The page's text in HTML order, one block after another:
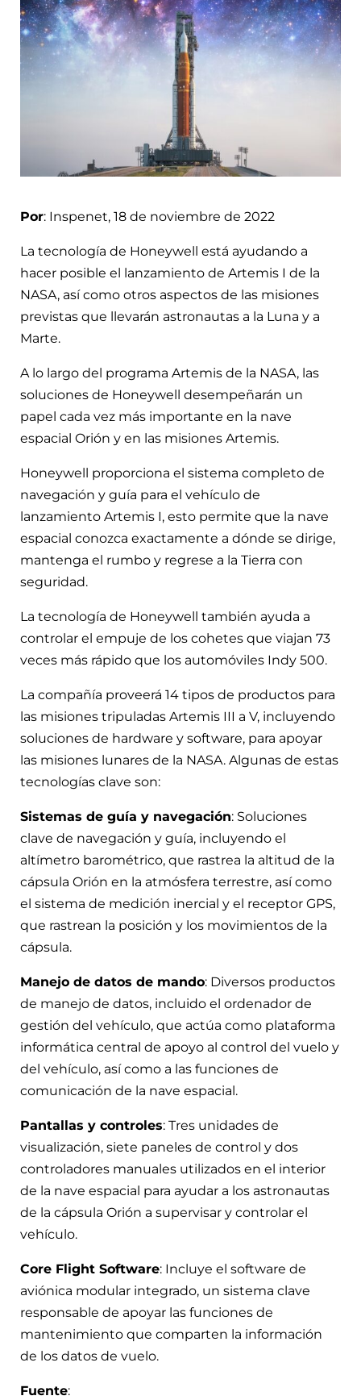
Por: Inspenet, 18 de noviembre de 2022
La tecnología de Honeywell está ayudando a
hacer posible el lanzamiento de Artemis I de la
NASA, así como otros aspectos de las misiones
previstas que llevarán astronautas a la Luna y a
Marte.
A lo largo del programa Artemis de la NASA, las
soluciones de Honeywell desempeñarán un
papel cada vez más importante en la nave
espacial Orión y en las misiones Artemis.
Honeywell proporciona el sistema completo de
navegación y guía para el vehículo de
lanzamiento Artemis I, esto permite que la nave
espacial conozca exactamente a dónde se dirige,
mantenga el rumbo y regrese a la Tierra con
seguridad.
La tecnología de Honeywell también ayuda a
controlar el empuje de los cohetes que viajan 73
veces más rápido que los automóviles Indy 500.
La compañía proveerá 14 tipos de productos para
las misiones tripuladas Artemis III a V, incluyendo
soluciones de hardware y software, para apoyar
las misiones lunares de la NASA. Algunas de estas
tecnologías clave son:
Sistemas de guía y navegación: Soluciones
clave de navegación y guía, incluyendo el
altímetro barométrico, que rastrea la altitud de la
cápsula Orión en la atmósfera terrestre, así como
el sistema de medición inercial y el receptor GPS,
que rastrean la posición y los movimientos de la
cápsula.
Manejo de datos de mando: Diversos productos
de manejo de datos, incluido el ordenador de
gestión del vehículo, que actúa como plataforma
informática central de apoyo al control del vuelo y
del vehículo, así como a las funciones de
comunicación de la nave espacial.
Pantallas y controles: Tres unidades de
visualización, siete paneles de control y dos
controladores manuales utilizados en el interior
de la nave espacial para ayudar a los astronautas
de la cápsula Orión a supervisar y controlar el
vehículo.
Core Flight Software: Incluye el software de
aviónica modular integrado, un sistema clave
responsable de apoyar las funciones de
mantenimiento que comparten la información
de los datos de vuelo.
Fuente: